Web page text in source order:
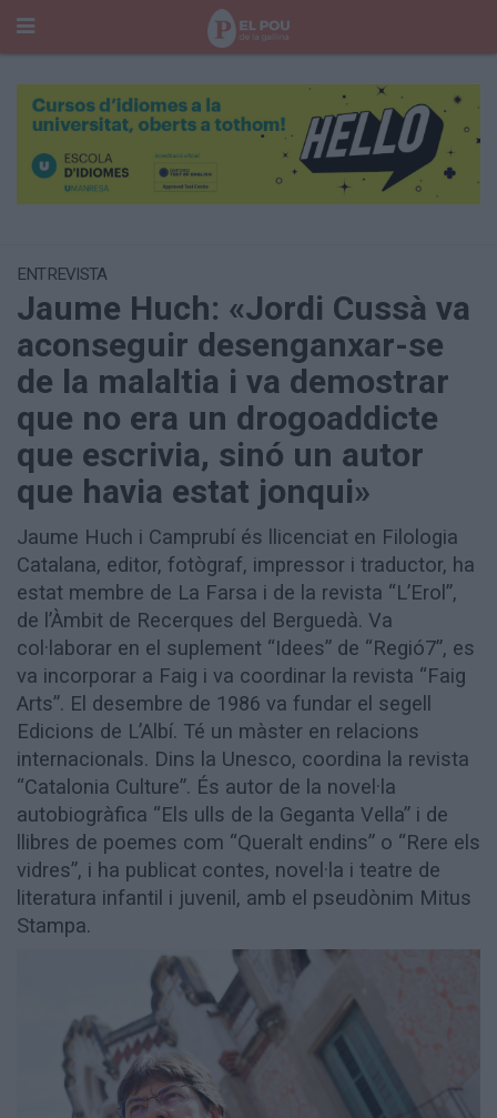
Cerca
Temes del Pou
Cròniques des de Manresa
Paisatge
Taula Rodona
Consells
Opinió
Qui Som
400 Pous
Aniversaris
Hemeroteca
Premis Oleguer Bisbal
Subscriu-te
ENTREVISTA
Jaume Huch: «Jordi Cussà va
aconseguir desenganxar-se
de la malaltia i va demostrar
que no era un drogoaddicte
que escrivia, sinó un autor
que havia estat jonqui»
Jaume Huch i Camprubí és llicenciat en Filologia
Catalana, editor, fotògraf, impressor i traductor, ha
estat membre de La Farsa i de la revista “L’Erol”,
de l’Àmbit de Recerques del Berguedà. Va
col·laborar en el suplement “Idees” de “Regió7”, es
va incorporar a Faig i va coordinar la revista “Faig
Arts”. El desembre de 1986 va fundar el segell
Edicions de L’Albí. Té un màster en relacions
internacionals. Dins la Unesco, coordina la revista
“Catalonia Culture”. És autor de la novel·la
autobiogràfica “Els ulls de la Geganta Vella” i de
llibres de poemes com “Queralt endins” o “Rere els
vidres”, i ha publicat contes, novel·la i teatre de
literatura infantil i juvenil, amb el pseudònim Mitus
Stampa.